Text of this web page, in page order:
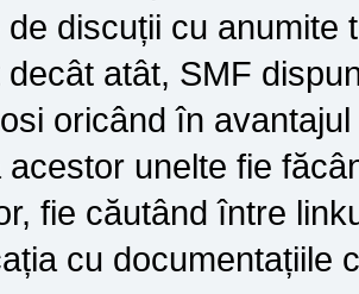
de discuții cu anumite
decât atât, SMF
oricând în
acestor unelte fie
fie căutând între
cu documentațiile